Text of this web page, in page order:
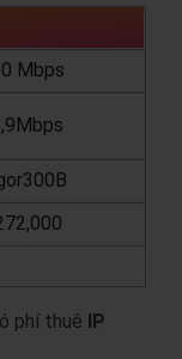
Mbps
phí thuê IP